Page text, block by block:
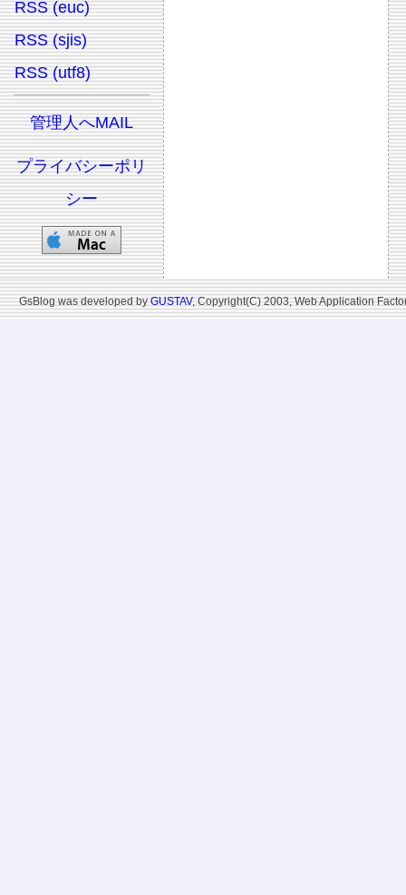
RSS (euc)
RSS (sjis)
RSS (utf8)
管理人へMAIL
プライバシーポリ
シー
GsBlog was developed byGUSTAV, Copyright(C) 2003, Web Application